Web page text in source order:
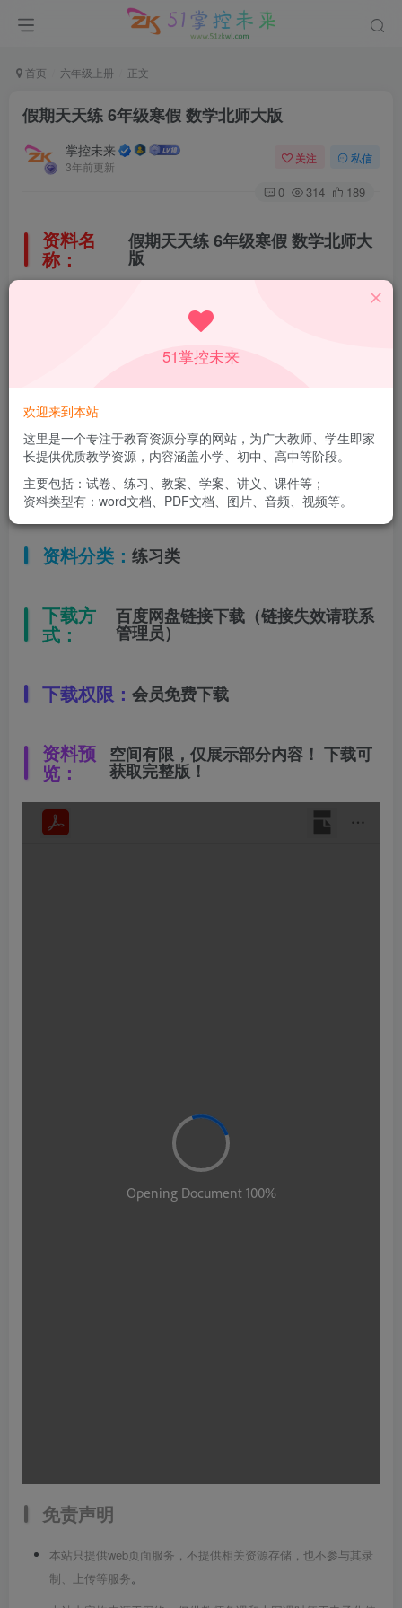
首页 六年级上册 正文
假期天天练 6年级寒假 数学北师大版
掌控未来
3年前更新
关注 私信
0 314 189
资料名
称：
假期天天练 6年级寒假 数学北师大
版
适用年级：六年级寒假
文件类型：高清PDF
资料分类： 练习类
下载方
式：
百度网盘链接下载（链接失效请联系
管理员）
下载权限： 会员免费下载
资料预
览：
空间有限，仅展示部分内容！ 下载可
获取完整版！
免责声明
本站只提供web页面服务，不提供相关资源存储，也不参与其录
制、上传等服务。
51掌控未来
欢迎来到本站
这里是一个专注于教育资源分享的网站，为广大教师、学生即家
长提供优质教学资源，内容涵盖小学、初中、高中等阶段。
主要包括：试卷、练习、教案、学案、讲义、课件等；
资料类型有：word文档、PDF文档、图片、音频、视频等。